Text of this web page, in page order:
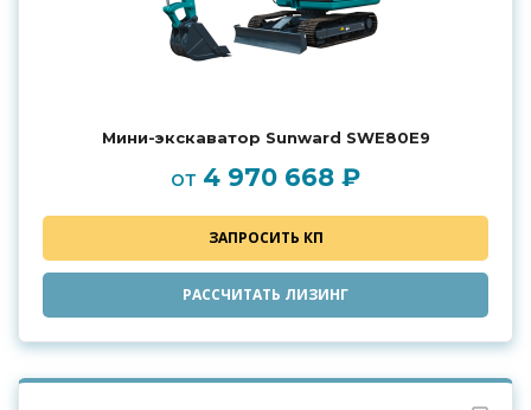
Мини-экскаватор Sunward SWE80E9
от 4 970 668 ₽
ЗАПРОСИТЬ КП
РАССЧИТАТЬ ЛИЗИНГ